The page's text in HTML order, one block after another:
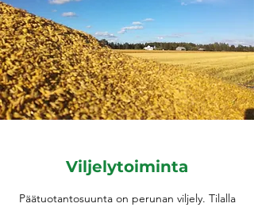
Viljelytoiminta
Päätuotantosuunta on perunan viljely. Tilalla